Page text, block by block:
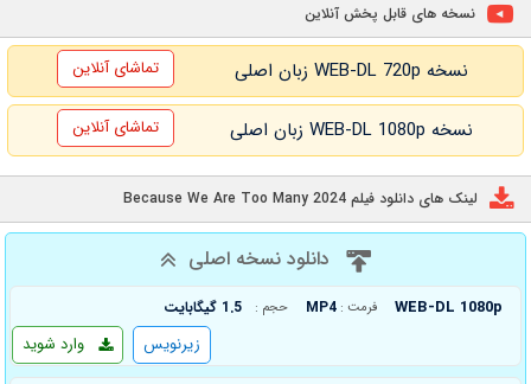
نسخه های قابل پخش آنلاین
نسخه WEB-DL 720p زبان اصلی تماشای آنلاین
نسخه WEB-DL 1080p زبان اصلی تماشای آنلاین
لینک های دانلود فیلم Because We Are Too Many 2024
دانلود نسخه اصلی
WEB-DL 1080p فرمت : MP4 حجم : 1.5 گیگابایت
وارد شوید زیرنویس